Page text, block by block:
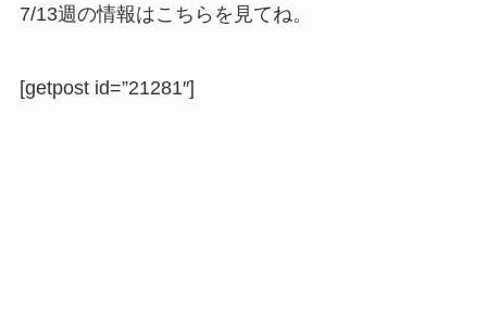
7/13週の情報はこちらを見てね。
[getpost id=”21281″]